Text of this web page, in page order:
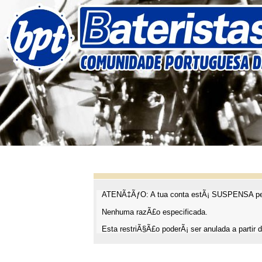
ATENÃ‡ÃƒO: A tua conta estÃ¡ SUSPENSA
Nenhuma razÃ£o especificada.
Esta restriÃ§Ã£o poderÃ¡ ser anulada a partir